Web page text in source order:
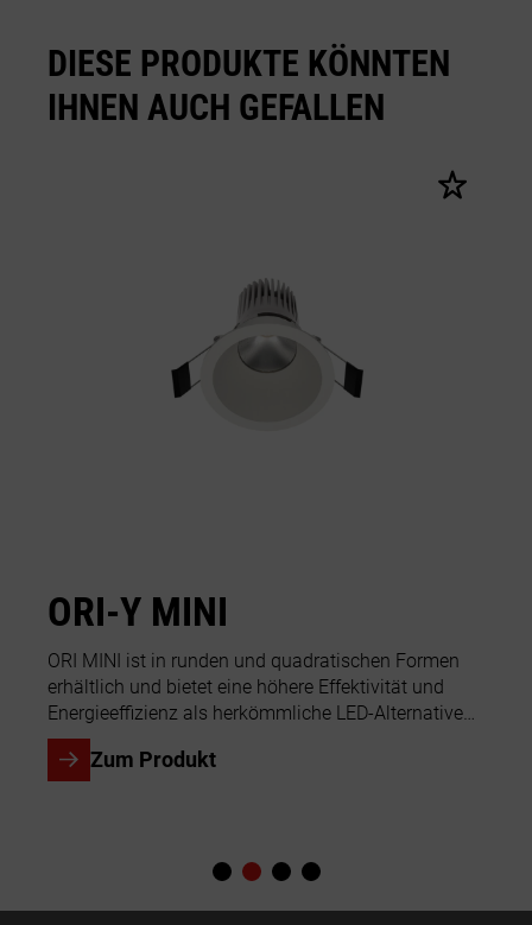
DIESE PRODUKTE KÖNNTEN
IHNEN AUCH GEFALLEN
ORI-Y MINI
ORI MINI ist in runden und quadratischen Formen
erhältlich und bietet eine höhere Effektivität und
Energieeffizienz als herkömmliche LED-Alternativen.
Durch die tief positionierte Lichtquelle sorgt...
Zum Produkt